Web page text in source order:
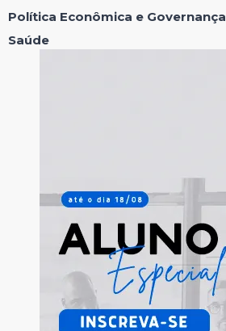
Política Econômica e Governança
Saúde